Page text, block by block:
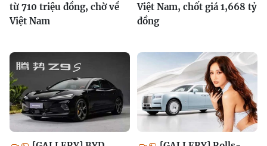
từ 710 triệu đồng, chờ về
Việt Nam
Việt Nam, chốt giá 1,668 tỷ
đồng